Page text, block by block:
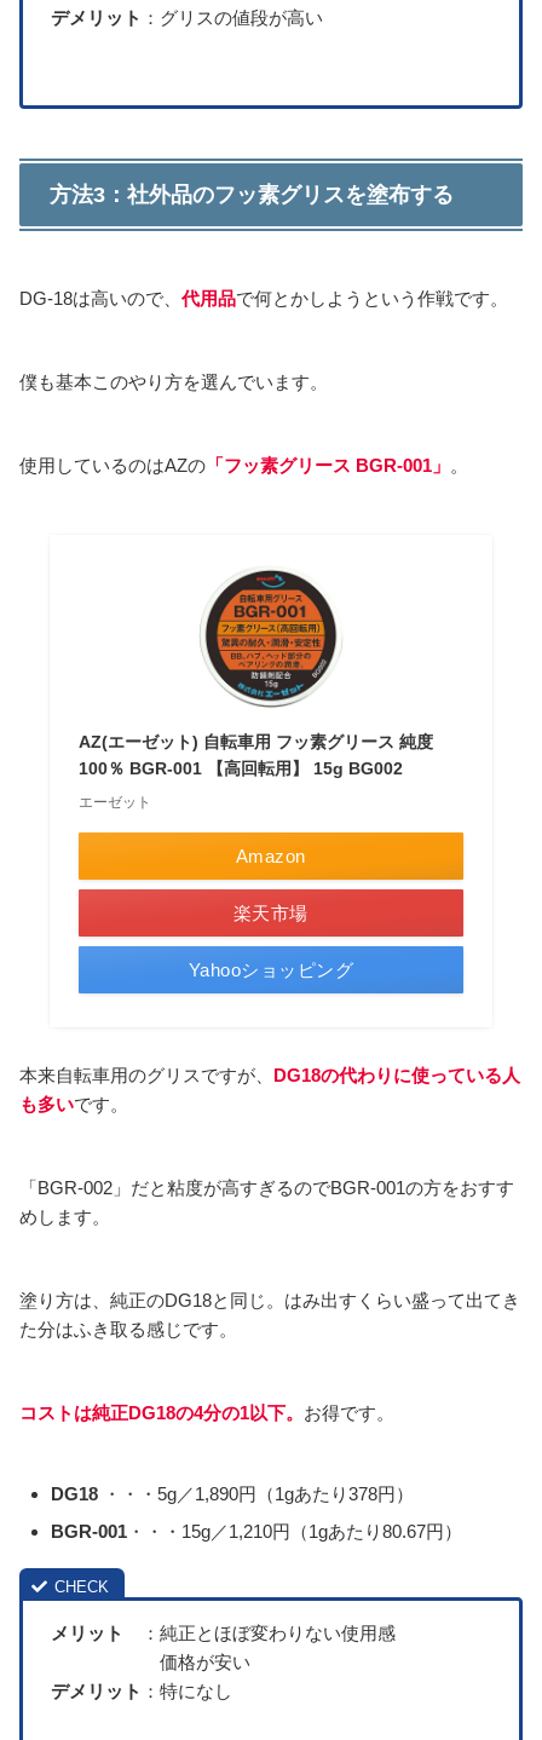
デメリット ：グリスの値段が高い
方法3：社外品のフッ素グリスを塗布する
DG-18は高いので、 代用品で何とかしようという作戦です。
僕も基本このやり方を選んでいます。
使用しているのはAZの 「フッ素グリース BGR-001」 。
AZ(エーゼット) 自転車用 フッ素グリース 純度
100％ BGR-001 【高回転用】 15g BG002
エーゼット
Amazon
楽天市場
Yahooショッピング
本来自転車用のグリスですが、
DG18の代わりに使っている人
も多いです。
「BGR-002」だと粘度が高すぎるのでBGR-001の方をおすす
めします。
塗り方は、純正のDG18と同じ。はみ出すくらい盛って出てき
た分はふき取る感じです。
コストは純正DG18の4分の1以下。 お得です。
DG18 ・・・5g／1,890円（1gあたり378円）
BGR-001 ・・・15g／1,210円（1gあたり80.67円）
メリット
：純正とほぼ変わりない使用感
価格が安い
デメリット ：特になし